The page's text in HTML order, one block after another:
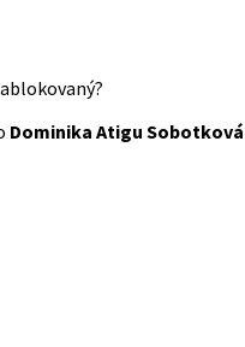
Dominika Atigu Sobotková